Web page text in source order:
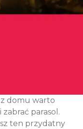
z domu warto
parasol.
ten przydatny